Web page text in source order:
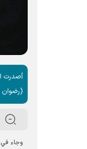
أصدرت
(رضوان
وجاء في